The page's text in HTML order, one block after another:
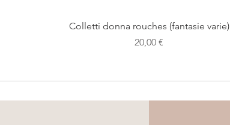
Colletti donna rouches (fantasie varie)
Prezzo
20,00 €